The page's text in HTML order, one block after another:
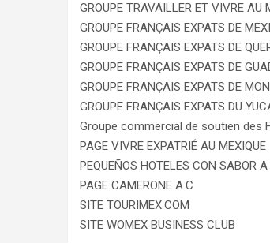
GROUPE TRAVAILLER ET VIVRE AU
GROUPE FRANÇAIS EXPATS DE
GROUPE FRANÇAIS EXPATS DE
GROUPE FRANÇAIS EXPATS DE
GROUPE FRANÇAIS EXPATS DE
GROUPE FRANÇAIS EXPATS DU
Groupe commercial de soutien des
PAGE VIVRE EXPATRIÉ AU MEXIQUE
PEQUEÑOS HOTELES CON SABOR
PAGE CAMERONE A.C
SITE TOURIMEX.COM
SITE WOMEX BUSINESS CLUB